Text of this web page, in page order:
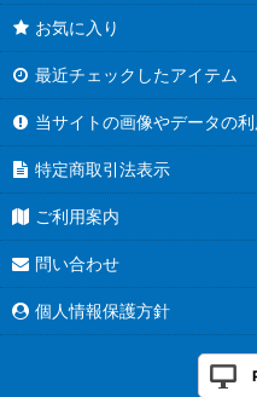
お気に入り
最近チェックしたアイテム
当サイトの画像やデータの
特定商取引法表示
ご利用案内
問い合わせ
個人情報保護方針